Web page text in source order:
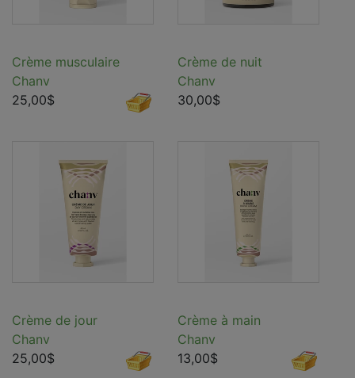
Crème musculaire
Chanv
25,00$
Crème de nuit
Chanv
30,00$
Crème de jour
Chanv
25,00$
Crème à main
Chanv
13,00$